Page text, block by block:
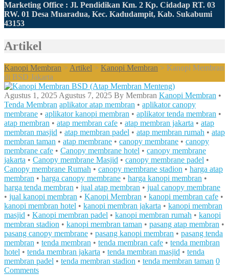
Marketing Office : Jl. Pendidikan Km. 2 Kp. Cidadap RT. 03
RW. 01 Desa Muaradua, Kec. Kadudampit, Kab. Sukabumi
43153
Artikel
Kanopi Membran > Artikel > Kanopi Membran > Kanopi Membran
di BSD Jakarta
Agustus 1, 2025 Agustus 7, 2025 By Membran Kanopi Membran •
Tenda Membran aplikator atap membran • aplikator canopy
membrane • aplikator kanopi membran • aplikator tenda membran •
atap membran • atap membran cafe • atap membran jakarta • atap
membran masjid • atap membran padel • atap membran rumah • atap
membran taman • atap membrane • canopy membrane • canopy
membrane cafe • Canopy membrane hotel • canopy membrane
jakarta • Canopy membrane Masjid • canopy membrane padel •
Canopy membrane Rumah • canopy membrane stadion • harga atap
membran • harga canopy membrane • harga kanopi membran •
harga tenda membran • jual atap membran • jual canopy membrane
• jual kanopi membran • Kanopi Membran • kanopi membran cafe •
kanopi membran hotel • kanopi membran jakarta • kanopi membran
masjid • Kanopi membran padel • kanopi membran rumah • kanopi
membran stadion • kanopi membran taman • pasang atap membran •
pasang canopy membrane • pasang kanopi membran • pasang tenda
membran • tenda membran • tenda membran cafe • tenda membran
hotel • tenda membran jakarta • tenda membran masjid • tenda
membran padel • tenda membran stadion • tenda membran taman 0
Comments